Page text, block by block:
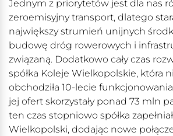
Jednym z priorytetów jest dla nas
zeroemisyjny transport, dlatego
największy strumień unijnych
budowę dróg rowerowych i
związaną. Dodatkowo cały czas
spółka Koleje Wielkopolskie, która
obchodziła 10-lecie
jej ofert skorzystały ponad 73 mln
ten czas stopniowo spółka
Wielkopolski, dodając nowe